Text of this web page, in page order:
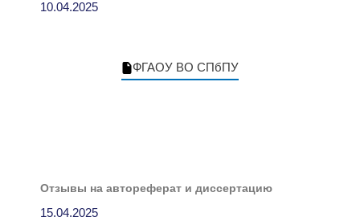
10.04.2025
ФГАОУ ВО СПбПУ
Отзывы на автореферат и диссертацию
15.04.2025